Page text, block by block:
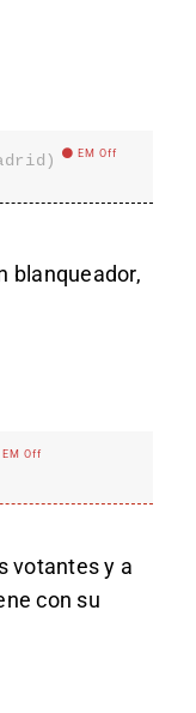
EM Off
blanqueador,
EM Off
votantes y a
con su